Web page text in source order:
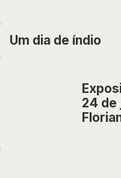
Um dia de índio
24 de